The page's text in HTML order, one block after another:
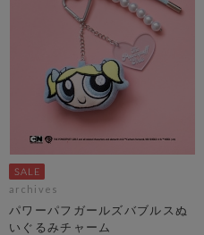
archives
パワーパフガールズバブルスぬ
いぐるみチャーム